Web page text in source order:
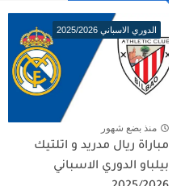
الدوري الاسباني 2025/2026
منذ بضع شهور
مباراة ريال مدريد و اتلتيك
بيلباو الدوري الاسباني